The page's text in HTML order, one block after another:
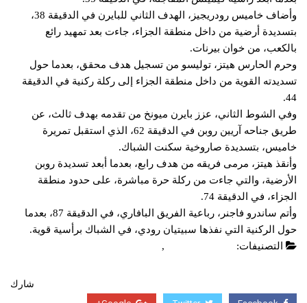
وأضاف خاميس رودريجيز، الهدف الثاني للبايرن في الدقيقة 38،
بتسديدة أرضية من داخل منطقة الجزاء، جاءت بعد تمهيد رائع
بالكعب، من خوان بيرنات.
وحرم الحارس هيتز، توليسو من تسجيل هدف محقق، بعدما حول
تسديدته القوية من داخل منطقة الجزاء إلى ركلة ركنية في الدقيقة
44.
وفي الشوط الثاني، عزز بايرن ميونخ من تقدمه بهدف ثالث، عن
طريق جناحه آريين روبن في الدقيقة 62، الذي استقبل تمريرة
خاميس، بتسديدة صاروخية سكنت الشباك.
وأنقذ هيتز، مرمى فريقه من هدف رابع، بعدما أبعد تسديدة روبن
الأرضية، والتي جاءت من ركلة حرة مباشرة، على حدود منطقة
الجزاء، في الدقيقة 74.
وأتم ساندرو فاجنر، رباعية الفريق البافاري، في الدقيقة 87، بعدما
حول الركنية التي نفذها سبيتيان رودي، في الشباك برأسية قوية.
التصنيفات:
,
شارك